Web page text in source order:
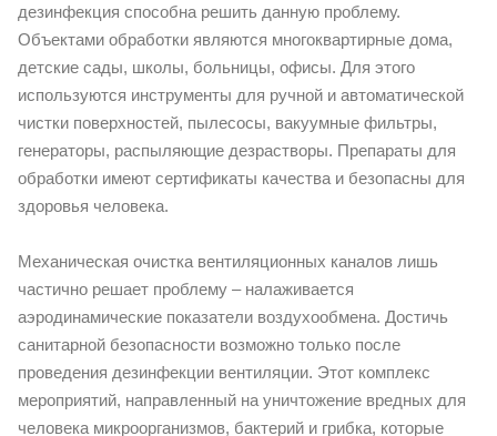
дезинфекция способна решить данную проблему.
Объектами обработки являются многоквартирные дома,
детские сады, школы, больницы, офисы. Для этого
используются инструменты для ручной и автоматической
чистки поверхностей, пылесосы, вакуумные фильтры,
генераторы, распыляющие дезрастворы. Препараты для
обработки имеют сертификаты качества и безопасны для
здоровья человека.
Механическая очистка вентиляционных каналов лишь
частично решает проблему – налаживается
аэродинамические показатели воздухообмена. Достичь
санитарной безопасности возможно только после
проведения дезинфекции вентиляции. Этот комплекс
мероприятий, направленный на уничтожение вредных для
человека микроорганизмов, бактерий и грибка, которые